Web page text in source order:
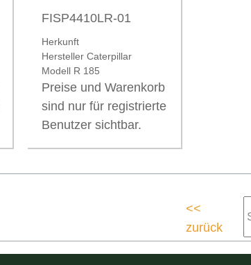
FISP4410LR-01
Herkunft
Hersteller Caterpillar
Modell R 185
Preise und Warenkorb
sind nur für registrierte
Benutzer sichtbar.
<<
zurück